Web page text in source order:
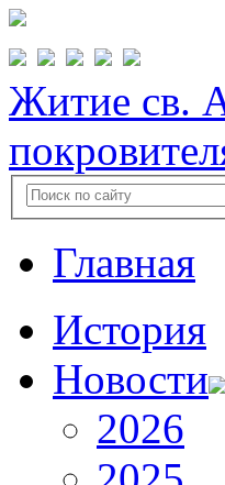
Житие св.
Главная
История
Новости
2026